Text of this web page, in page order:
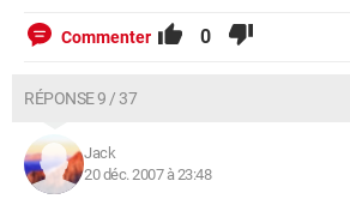
Commenter 0
RÉPONSE 9 / 37
Jack
20 déc. 2007 à 23:48